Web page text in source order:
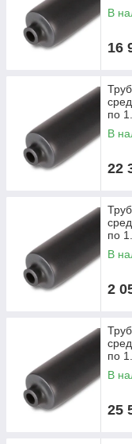
В
16
по
В
22
по
В
2
по
В
25